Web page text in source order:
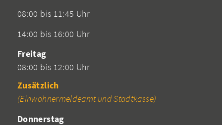
08:00 bis 11:45 Uhr
14:00 bis 16:00 Uhr
Freitag
08:00 bis 12:00 Uhr
Zusätzlich
(Einwohnermeldeamt und Stadtkasse)
Donnerstag